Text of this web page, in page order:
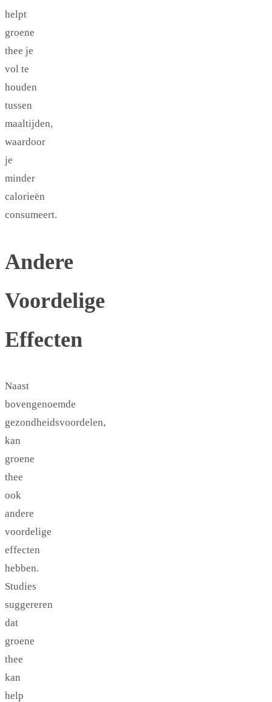
helpt
groene
thee je
vol te
houden
tussen
maaltijden,
waardoor
je
minder
calorieën
consumeert.
Andere
Voordelige
Effecten
Naast
bovengenoemde
gezondheidsvoordelen,
kan
groene
thee
ook
andere
voordelige
effecten
hebben.
Studies
suggereren
dat
groene
thee
kan
help